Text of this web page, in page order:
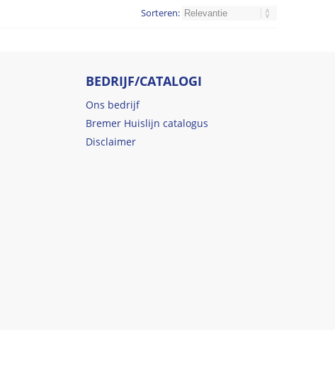
Sorteren:
BEDRIJF/CATALOGI
Ons bedrijf
Bremer Huislijn catalogus
Disclaimer